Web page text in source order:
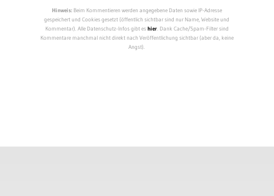
Hinweis:Beim Kommentieren werden angegebene Daten sowie IP-Adresse
gespeichert und Cookies gesetzt (öffentlich sichtbar sind nur Name, Website und
Kommentar). Alle Datenschutz-Infos gibt eshier. Dank Cache/Spam-Filter sind
Kommentare manchmal nicht direkt nach Veröffentlichung sichtbar (aber da, keine
Angst).